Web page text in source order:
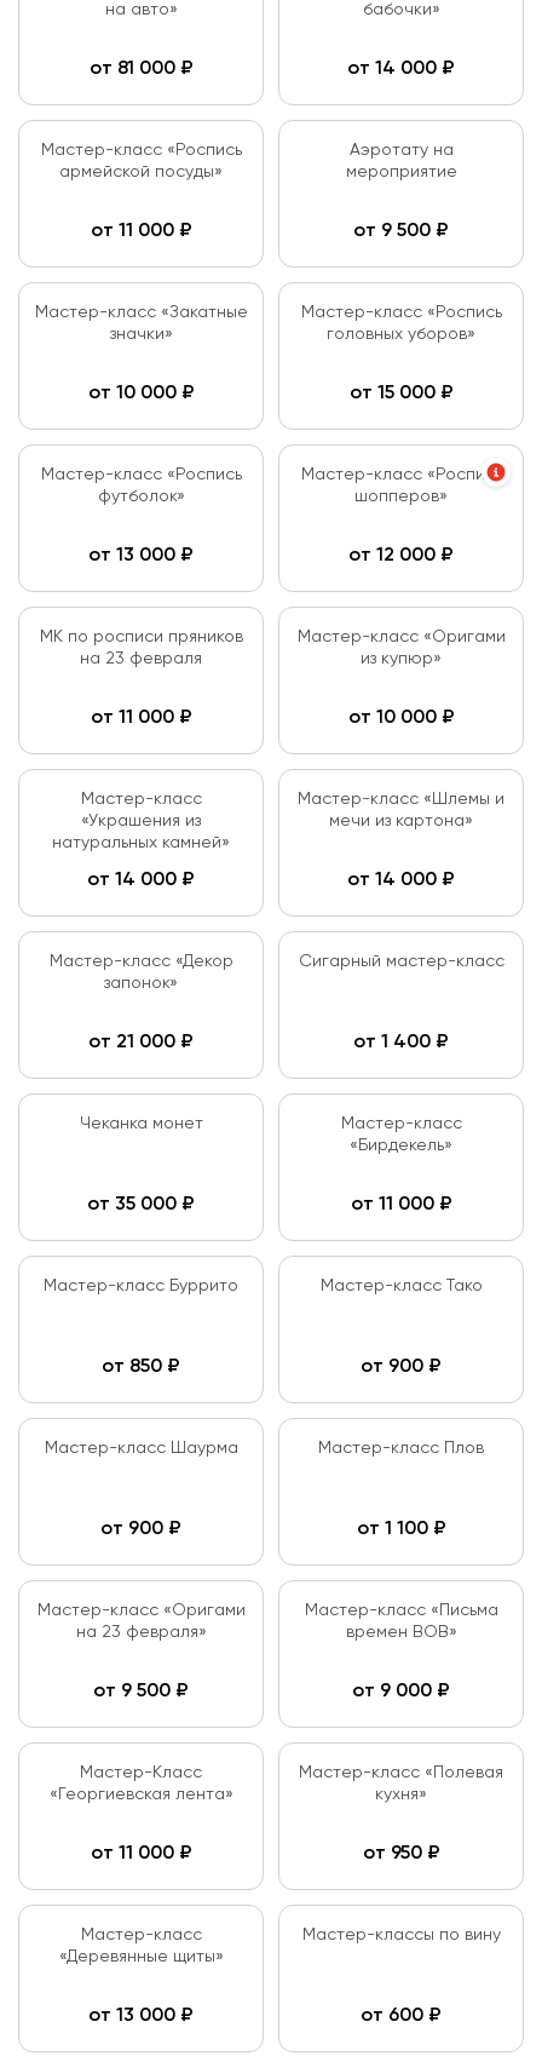
на авто»
от 81 000₽
бабочки»
от 14 000 ₽
Мастер-класс «Роспись
армейской посуды»
от 11 000₽
Аэротату на
мероприятие
от 9 500 ₽
Мастер-класс «Закатные
значки»
от 10 000₽
Мастер-класс «Роспись
головных уборов»
от 15 000₽
Мастер-класс «Роспись
футболок»
от 13 000 ₽
Мастер-класс «Роспись
шопперов»
от 12 000 ₽
МК по росписи пряников
на 23 февраля
от 11 000₽
Мастер-класс «Оригами
из купюр»
от 10 000₽
Мастер-класс
«Украшения из
натуральных камней»
от 14 000 ₽
Мастер-класс «Шлемы и
мечи из картона»
от 14 000 ₽
Мастер-класс «Декор
запонок»
от 21 000 ₽
Сигарный мастер-класс
от 1 400 ₽
Чеканка монет
от 35 000 ₽
Мастер-класс
«Бирдекель»
от 11 000₽
Мастер-класс Буррито
от 850 ₽
Мастер-класс Тако
от 900 ₽
Мастер-класс Шаурма
от 900 ₽
Мастер-класс Плов
от 1 100₽
Мастер-класс «Оригами
на 23 февраля»
от 9 500 ₽
Мастер-класс «Письма
времен ВОВ»
от 9 000 ₽
Мастер-Класс
«Георгиевская лента»
от 11 000₽
Мастер-класс «Полевая
кухня»
от 950₽
Мастер-класс
«Деревянные щиты»
от 13 000 ₽
Мастер-классы по вину
от 600 ₽